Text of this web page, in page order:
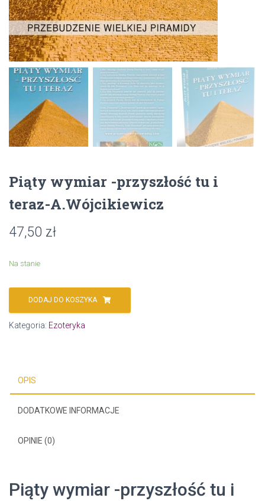
Piąty wymiar -przyszłość tu i
teraz-A.Wójcikiewicz
47,50 zł
Na stanie
DODAJ DO KOSZYKA
Kategoria: Ezoteryka
OPIS
DODATKOWE INFORMACJE
OPINIE (0)
Piąty wymiar -przyszłość tu i